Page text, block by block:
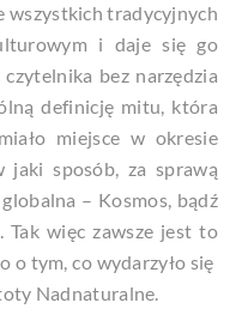
wszystkich tradycyjnych
i daje się go
bez narzędzia
definicję mitu, która
miejsce w okresie
jaki sposób, za sprawą
– Kosmos, bądź
więc zawsze jest to
o tym, co wydarzyło się
Nadnaturalne.